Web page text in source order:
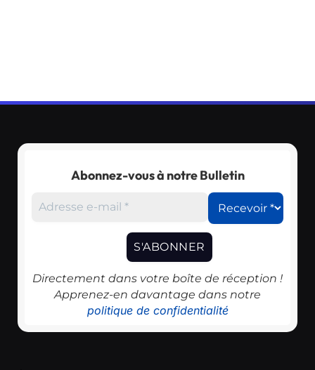
Abonnez-vous à notre Bulletin
Directement dans votre boîte de réception !
Apprenez-en davantage dans notre
politique de confidentialité